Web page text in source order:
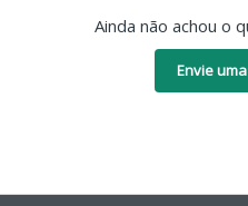
Ainda não achou o
Envie